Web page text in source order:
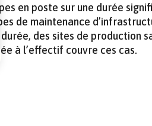
en poste sur une durée
de maintenance
des sites de production
à l’effectif couvre ces cas.